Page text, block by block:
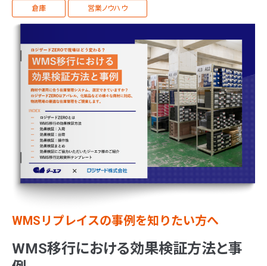
倉庫 営業ノウハウ
WMSリプレイスの事例を知りたい方へ
WMS移行における効果検証方法と事